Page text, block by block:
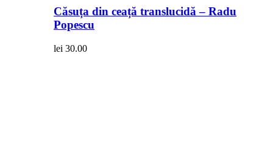
Căsuța din ceață translucidă – Radu
Popescu
lei 30.00